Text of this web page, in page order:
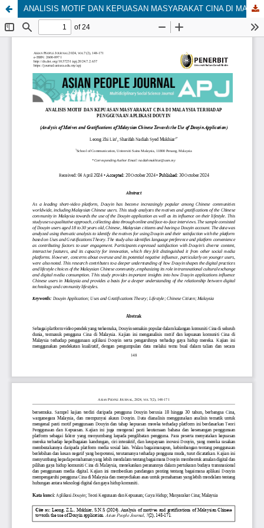
ANALISIS MOTIF DAN KEPUASAN MASYARAKAT CINA DI MALAYSIA TERHADAP PENGGUNAAN APLIKASI DOUYIN